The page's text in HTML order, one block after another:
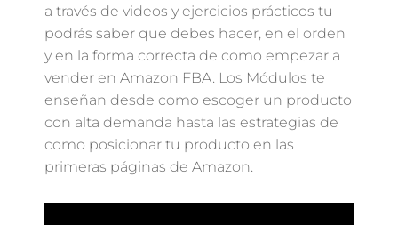
a través de videos y ejercicios prácticos tu
podrás saber que debes hacer, en el orden
y en la forma correcta de como empezar a
vender en Amazon FBA. Los Módulos te
enseñan desde como escoger un producto
con alta demanda hasta las estrategias de
como posicionar tu producto en las
primeras páginas de Amazon.